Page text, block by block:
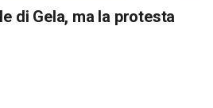
di Gela, ma la protesta